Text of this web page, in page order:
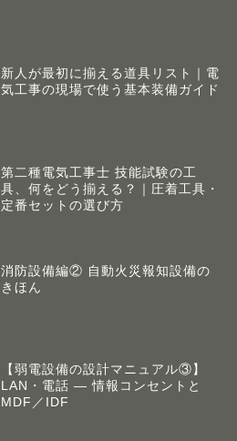
新人が最初に揃える道具リスト｜電
気工事の現場で使う基本装備ガイド
第二種電気工事士 技能試験の工
具、何をどう揃える？｜圧着工具・
定番セットの選び方
消防設備編② 自動火災報知設備の
きほん
【弱電設備の設計マニュアル③】
LAN・電話 ― 情報コンセントと
MDF／IDF